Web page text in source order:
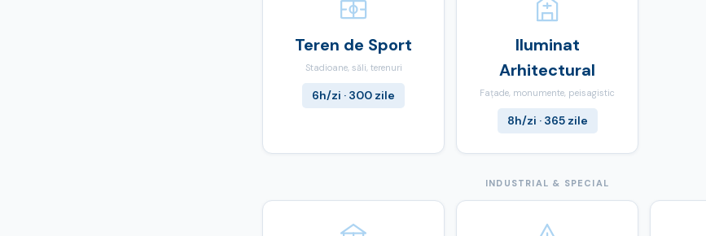
Teren de Sport
Stadioane, săli, terenuri
6h/zi · 300 zile
Iluminat
Arhitectural
Fațade, monumente, peisagistic
8h/zi · 365 zile
INDUSTRIAL & SPECIAL